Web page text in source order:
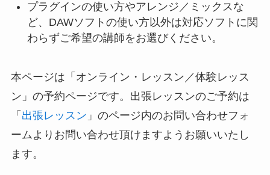
プラグインの使い方やアレンジ／ミックスな
ど、DAWソフトの使い方以外は対応ソフトに関
わらずご希望の講師をお選びください。
本ページは「オンライン・レッスン／体験レッス
ン」の予約ページです。出張レッスンのご予約は
「 出張レッスン 」のページ内のお問い合わせフォ
ームよりお問い合わせ頂けますようお願いいたし
ます。